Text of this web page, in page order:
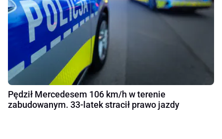
Pędził Mercedesem 106 km/h w terenie
zabudowanym. 33-latek stracił prawo jazdy